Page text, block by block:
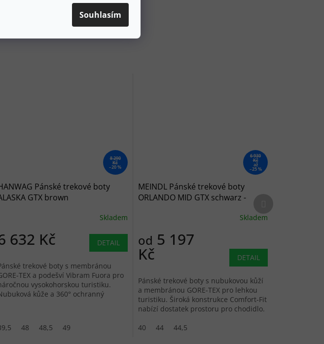
Souhlasím
túrách a dlouhodobě
8 290
Kč
–20 %
Pánské trekové boty
GTX brown
Skladem
632 Kč DETAIL
trekové boty s membránou
TEX a podešví Vibram Fuora pro
vysokohorskou turistiku.
kůže a 360° ochranný
48 48,5 49
6 930
Kč
až
–25 %
MEINDL Pánské trekové boty
ORLANDO MID GTX schwarz -
Skladem
od 5 197
Kč DETAIL
Pánské trekové boty s nubukovou kůží
a membránou GORE-TEX pro lehkou
turistiku. Široká konstrukce Comfort-Fit
nabízí dostatek prostoru pro chodidlo.
40
44 44,5